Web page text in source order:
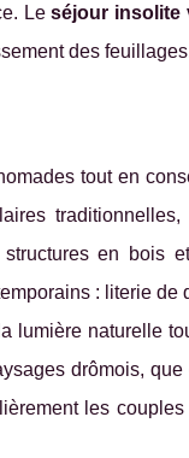
Leséjour insolite
des
tout en
en bois
: literie de
lumière naturelle
drômois,
les